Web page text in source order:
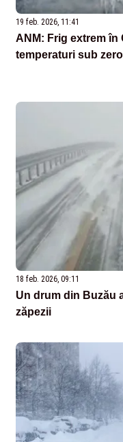
19 feb. 2026, 11:41
ANM: Frig extrem
temperaturi sub
18 feb. 2026, 09:11
Un drum din Buzău
zăpezii